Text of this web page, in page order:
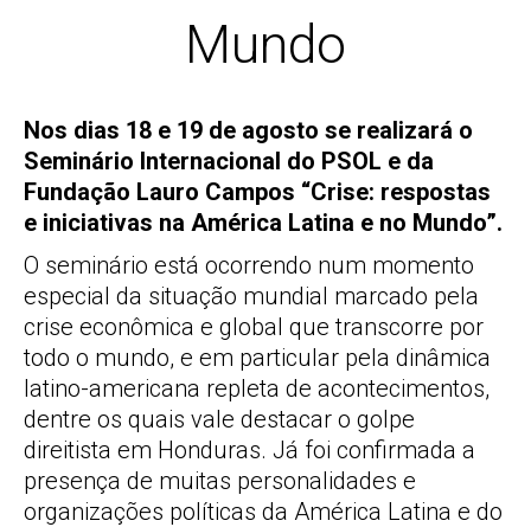
Mundo
Nos dias 18 e 19 de agosto se realizará o
Seminário Internacional do PSOL e da
Fundação Lauro Campos “Crise: respostas
e iniciativas na América Latina e no Mundo”.
O seminário está ocorrendo num momento
especial da situação mundial marcado pela
crise econômica e global que transcorre por
todo o mundo, e em particular pela dinâmica
latino-americana repleta de acontecimentos,
dentre os quais vale destacar o golpe
direitista em Honduras. Já foi confirmada a
presença de muitas personalidades e
organizações políticas da América Latina e do